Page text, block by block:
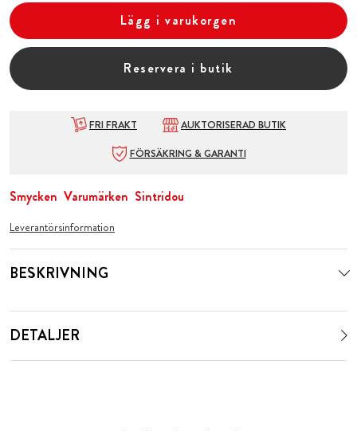
Lägg i varukorgen
Reservera i butik
FRI FRAKT
AUKTORISERAD BUTIK
FÖRSÄKRING & GARANTI
Smycken Varumärken Sintridou
Leverantörsinformation
BESKRIVNING
DETALJER